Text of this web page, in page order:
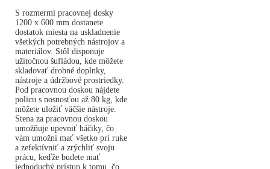
S rozmermi pracovnej dosky
1200 x 600 mm dostanete
dostatok miesta na uskladnenie
všetkých potrebných nástrojov a
materiálov. Stôl disponuje
užitočnou šufládou, kde môžete
skladovať drobné doplnky,
nástroje a údržbové prostriedky.
Pod pracovnou doskou nájdete
policu s nosnosťou až 80 kg, kde
môžete uložiť väčšie nástroje.
Stena za pracovnou doskou
umožňuje upevniť háčiky, čo
vám umožní mať všetko pri ruke
a zefektívniť a zrýchliť svoju
prácu, keďže budete mať
jednoduchý prístup k tomu, čo